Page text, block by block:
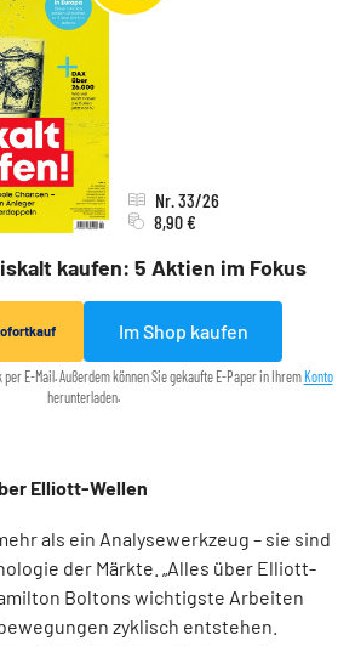
kaufen: 5 Aktien im Fokus
Nr. 33/26
8,90 €
Im Shop kaufen
E-Mail. Außerdem können Sie gekaufte E-Paper in IhremKonto
herunterladen.
Elliott-Wellen
als ein Analysewerkzeug – sie sind
der Märkte. „Alles über Elliott-
Boltons wichtigste Arbeiten
zyklisch entstehen.